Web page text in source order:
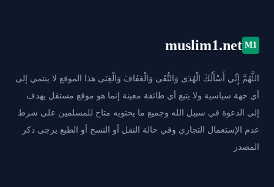
M1
muslim1.net
اللَّهُمَّ إِنِّي أَسْأَلُكَ الْهُدَى وَالتُّقَى وَالْعَفَافَ وَالْغِنَى هذا الموقع لا ينتمي إلى
أي جهة سياسية ولا يتبع أي طائفة معينة إنما هو موقع مستقل يهدف
إلى الدعوة في سبيل الله وجميع ما يحتويه متاح للمسلمين على شرط
عدم الإستعمال التجاري وفي حالة النقل أو النسخ أو الطبع يرجى ذكر
المصدر